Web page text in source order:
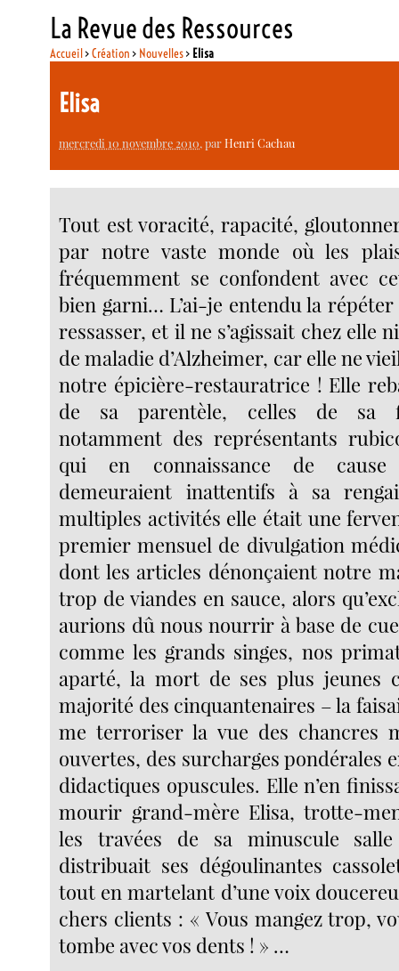
La Revue des Ressources
Accueil>Création > Nouvelles> Elisa
Elisa
mercredi 10 novembre 2010, parHenri Cachau
Tout est voracité, rapacité,
par notre vaste monde où les
fréquemment se confondent avec
bien garni… L’ai-je entendu la
ressasser, et il ne s’agissait chez elle
de maladie d’Alzheimer, car elle ne
notre épicière-restauratrice ! Elle
de sa parentèle, celles de sa
notamment des représentants
qui en connaissance de cause
demeuraient inattentifs à sa
multiples activités elle était une
premier mensuel de divulgation
dont les articles dénonçaient notre
trop de viandes en sauce, alors
aurions dû nous nourrir à base de
comme les grands singes, nos
aparté, la mort de ses plus jeunes
majorité des cinquantenaires – la
me terroriser la vue des chancres
ouvertes, des surcharges pondérales
didactiques opuscules. Elle n’en
mourir grand-mère Elisa, trotte-
les travées de sa minuscule
distribuait ses dégoulinantes
tout en martelant d’une voix
chers clients : « Vous mangez trop,
tombe avec vos dents ! » …